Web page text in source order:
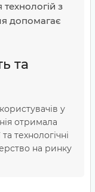
з
допомагає
та
у
отримала
технологічні
на ринку